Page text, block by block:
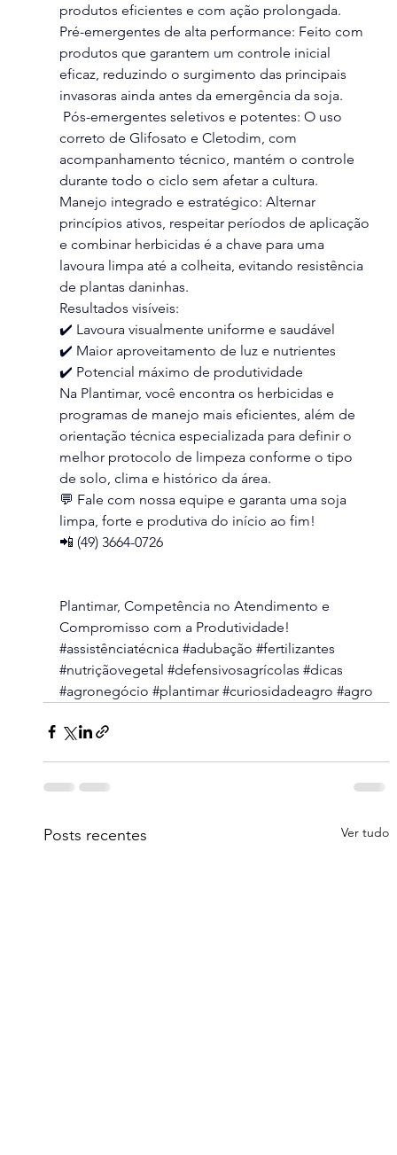
produtos eficientes e com ação prolongada.
Pré-emergentes de alta performance: Feito com
produtos que garantem um controle inicial
eficaz, reduzindo o surgimento das principais
invasoras ainda antes da emergência da soja.
Pós-emergentes seletivos e potentes: O uso
correto de Glifosato e Cletodim, com
acompanhamento técnico, mantém o controle
durante todo o ciclo sem afetar a cultura.
Manejo integrado e estratégico: Alternar
princípios ativos, respeitar períodos de aplicação
e combinar herbicidas é a chave para uma
lavoura limpa até a colheita, evitando resistência
de plantas daninhas.
Resultados visíveis:
✔️ Lavoura visualmente uniforme e saudável
✔️ Maior aproveitamento de luz e nutrientes
✔️ Potencial máximo de produtividade
Na Plantimar, você encontra os herbicidas e
programas de manejo mais eficientes, além de
orientação técnica especializada para definir o
melhor protocolo de limpeza conforme o tipo
de solo, clima e histórico da área.
💬 Fale com nossa equipe e garanta uma soja
limpa, forte e produtiva do início ao fim!
📲 (49) 3664-0726
Plantimar, Competência no Atendimento e
Compromisso com a Produtividade!
#assistênciatécnica #adubação #fertilizantes
#nutriçãovegetal #defensivosagrícolas #dicas
#agronegócio #plantimar #curiosidadeagro #agro
Posts recentes Ver tudo